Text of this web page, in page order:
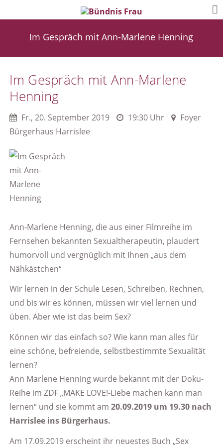
Im Gespräch mit Ann-Marlene Henning
Im Gespräch mit Ann-Marlene
Henning
Fr., 20. September 2019 19:30 Uhr
Foyer
Bürgerhaus Harrislee
Ann-Marlene Henning, die aus einer Filmreihe im
Fernsehen bekannten Sexualtherapeutin, plaudert
humorvoll und vergnüglich mit Ihnen „aus dem
Nähkästchen“
Wir lernen in der Schule Lesen, Schreiben, Rechnen,
und bis wir es können, müssen wir viel lernen und
üben. Aber wie ist das beim Sex?
Können wir das einfach so? Wie kann man alles für
eine schöne, befreiende, selbstbestimmte Sexualität
lernen?
Ann Marlene Henning wurde bekannt mit der Doku-
Reihe im ZDF „MAKE LOVE!-Liebe machen kann man
lernen“ und sie kommt am 20.09.2019 um 19.30 nach
Harrislee ins Bürgerhaus.
Am 17.09.2019 erscheint ihr neuestes Buch „Sex